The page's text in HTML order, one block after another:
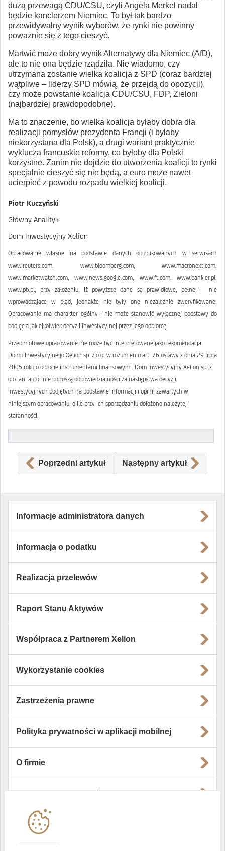
dużą przewagą CDU/CSU, czyli Angela Merkel nadal
będzie kanclerzem Niemiec. To był tak bardzo
przewidywalny wynik wyborów, że rynki nie powinny
poważnie się z tego cieszyć.
Martwić może dobry wynik Alternatywy dla Niemiec (AfD),
ale to nie ona będzie rządziła. Nie wiadomo, czy
utrzymana zostanie wielka koalicja z SPD (coraz bardziej
wątpliwe – liderzy SPD mówią, że przejdą do opozycji),
czy może powstanie koalicja CDU/CSU, FDP, Zieloni
(najbardziej prawdopodobne).
Ma to znaczenie, bo wielka koalicja byłaby dobra dla
realizacji pomysłów prezydenta Francji (i byłaby
niekorzystana dla Polsk), a drugi wariant praktycznie
wyklucza francuskie reformy, co byłoby dla Polski
korzystne. Zanim nie dojdzie do utworzenia koalicji to rynki
specjalnie cieszyć się nie będą, a euro może nawet
ucierpieć z powodu rozpadu wielkiej koalicji.
Piotr Kuczyński
Główny Analityk
Dom Inwestycyjny Xelion
Opracowanie własne na podstawie danych opublikowanych w serwisach
www.reuters.com, www.bloomberg.com, www.macronext.com,
www.marketwatch.com, www.news.google.com, www.ft.com, www.bankier.pl,
www.pb.pl, przy założeniu, iż powyższe dane są prawidłowe, pełne i nie
wprowadzające w błąd, jednakże nie były one niezależnie zweryfikowane.
Opracowanie ma charakter ogólny i nie może stanowić wyłącznej podstawy do
podjęcia jakiejkolwiek decyzji inwestycyjnej przez jego odbiorcę.
Przedmiotowe opracowanie nie może być interpretowane jako rekomendacja
Domu Inwestycyjnego Xelion sp. z o.o. w rozumieniu art. 76 ustawy z dnia 29 lipca
2005 roku o obrocie instrumentami finansowymi. Dom Inwestycyjny Xelion sp. z
o.o. ani autor nie ponoszą odpowiedzialności za następstwa decyzji
inwestycyjnych podjętych na podstawie informacji i opinii zawartych w
niniejszym opracowaniu, o ile przy ich sporządzaniu dołożono należytej
staranności.
Poprzedni artykuł Następny artykuł
Informacje administratora danych
Informacja o podatku
Realizacja przelewów
Raport Stanu Aktywów
Współpraca z Partnerem Xelion
Wykorzystanie cookies
Zastrzeżenia prawne
Polityka prywatności w aplikacji mobilnej
O firmie
Instytucje współpracujące